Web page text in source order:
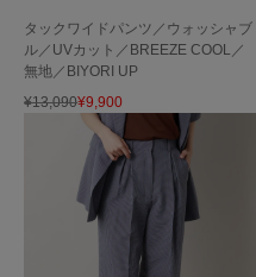
タックワイドパンツ／ウォッシャブ
ル／UVカット／BREEZE COOL／
無地／BIYORI UP
¥13,090¥9,900